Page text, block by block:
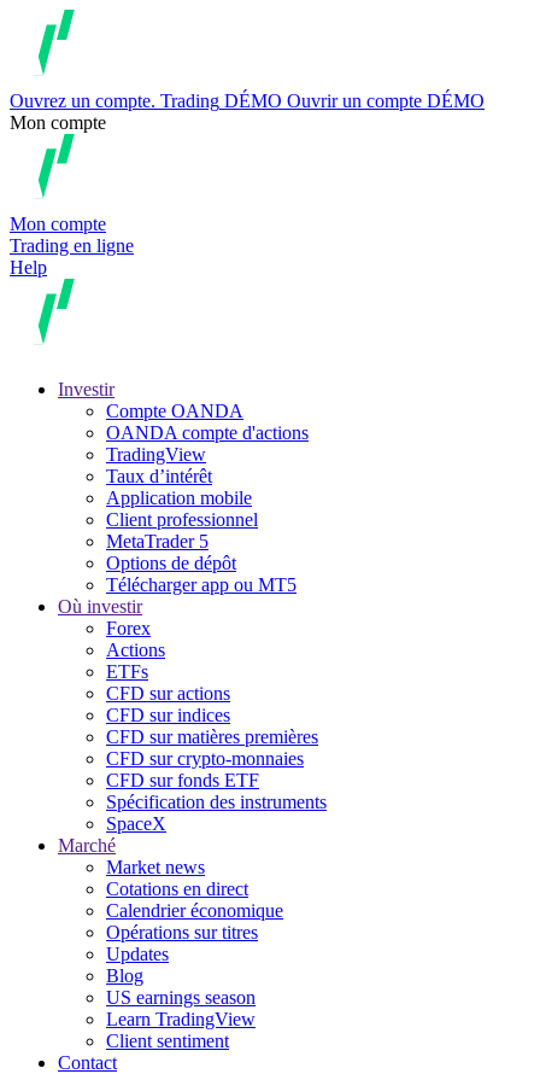
Ouvrez un compte. Trading DÉMO Ouvrir un compte DÉMO
Mon compte
Mon compte
Trading en ligne
Help
Investir
Compte OANDA
OANDA compte d'actions
TradingView
Taux d’intérêt
Application mobile
Client professionnel
MetaTrader 5
Options de dépôt
Télécharger app ou MT5
Où investir
Forex
Actions
ETFs
CFD sur actions
CFD sur indices
CFD sur matières premières
CFD sur crypto-monnaies
CFD sur fonds ETF
Spécification des instruments
SpaceX
Marché
Market news
Cotations en direct
Calendrier économique
Opérations sur titres
Updates
Blog
US earnings season
Learn TradingView
Client sentiment
Contact